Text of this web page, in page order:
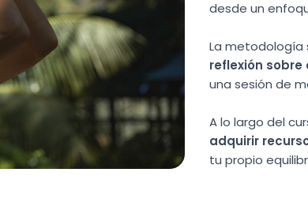
desde un
La metodología
reflexión
una sesión de
A lo largo del
adquirir
tu propio